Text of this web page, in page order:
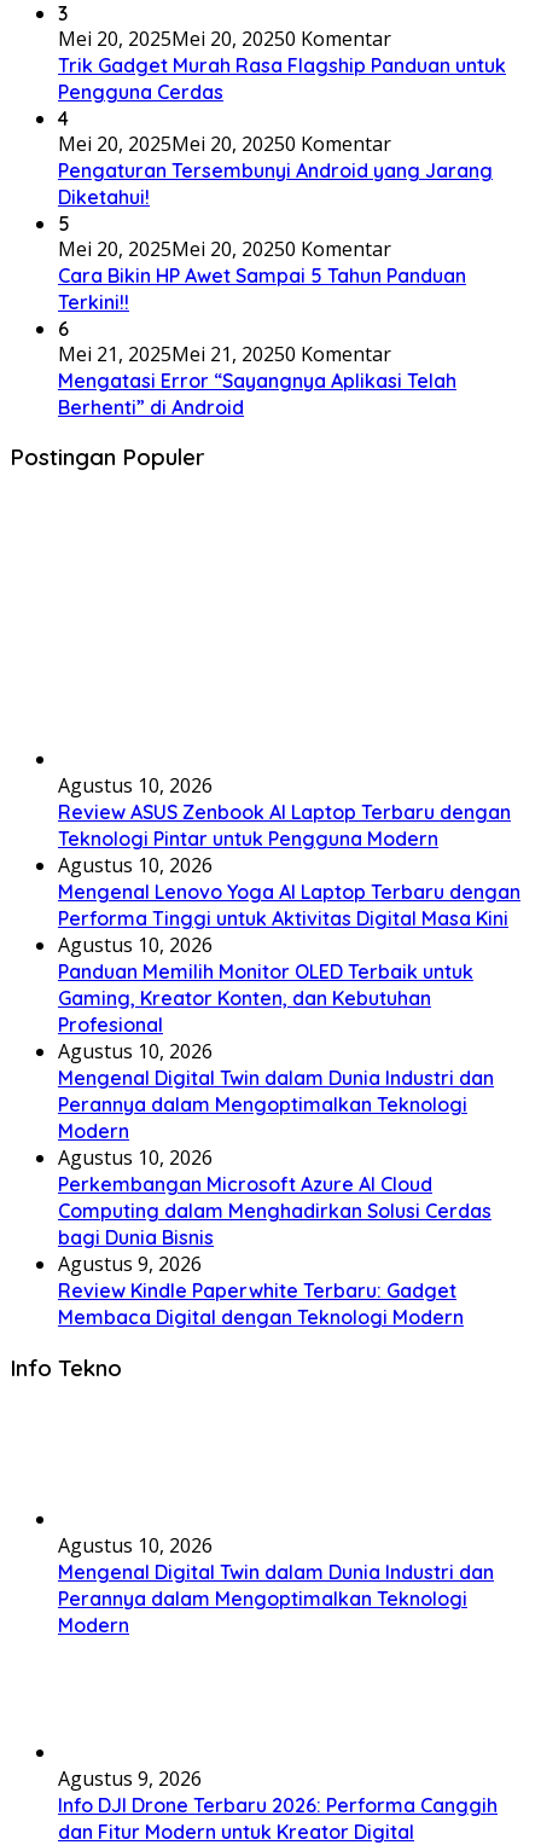
3
Mei 20, 2025Mei 20, 20250 Komentar
Trik Gadget Murah Rasa Flagship Panduan untuk
Pengguna Cerdas
4
Mei 20, 2025Mei 20, 20250 Komentar
Pengaturan Tersembunyi Android yang Jarang
Diketahui!
5
Mei 20, 2025Mei 20, 20250 Komentar
Cara Bikin HP Awet Sampai 5 Tahun Panduan
Terkini!!
6
Mei 21, 2025Mei 21, 20250 Komentar
Mengatasi Error “Sayangnya Aplikasi Telah
Berhenti” di Android
Postingan Populer
Agustus 10, 2026
Review ASUS Zenbook AI Laptop Terbaru dengan
Teknologi Pintar untuk Pengguna Modern
Agustus 10, 2026
Mengenal Lenovo Yoga AI Laptop Terbaru dengan
Performa Tinggi untuk Aktivitas Digital Masa Kini
Agustus 10, 2026
Panduan Memilih Monitor OLED Terbaik untuk
Gaming, Kreator Konten, dan Kebutuhan
Profesional
Agustus 10, 2026
Mengenal Digital Twin dalam Dunia Industri dan
Perannya dalam Mengoptimalkan Teknologi
Modern
Agustus 10, 2026
Perkembangan Microsoft Azure AI Cloud
Computing dalam Menghadirkan Solusi Cerdas
bagi Dunia Bisnis
Agustus 9, 2026
Review Kindle Paperwhite Terbaru: Gadget
Membaca Digital dengan Teknologi Modern
Info Tekno
Agustus 10, 2026
Mengenal Digital Twin dalam Dunia Industri dan
Perannya dalam Mengoptimalkan Teknologi
Modern
Agustus 9, 2026
Info DJI Drone Terbaru 2026: Performa Canggih
dan Fitur Modern untuk Kreator Digital